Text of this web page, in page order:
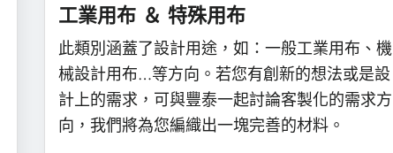
工業用布 ＆ 特殊用布
此類別涵蓋了設計用途，如：一般工業用布、機
械設計用布…等方向。若您有創新的想法或是設
計上的需求，可與豐泰一起討論客製化的需求方
向，我們將為您編織出一塊完善的材料。